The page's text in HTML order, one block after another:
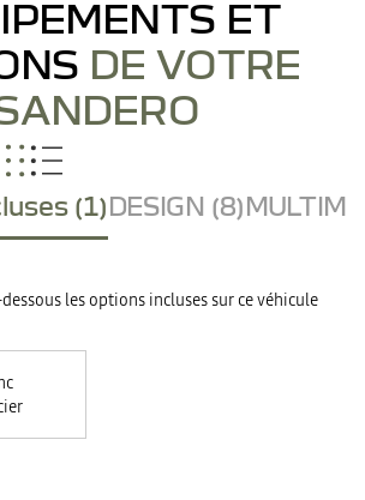
ET
DE VOTRE
(1)DESIGN (8)
les options incluses sur ce véhicule